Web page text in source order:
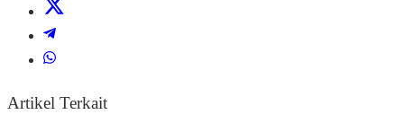
Artikel Terkait